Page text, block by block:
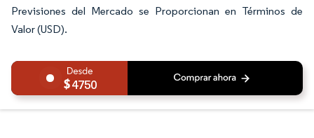
Previsiones del Mercado se Proporcionan en Términos de
Valor (USD).
4750